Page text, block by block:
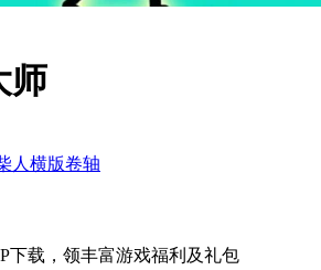
师
人 横版卷轴
下载 ，领丰富游戏福利 及礼包